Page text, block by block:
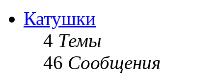
Катушки
4 Темы
46 Сообщения